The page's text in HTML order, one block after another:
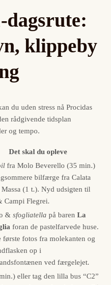
klippeby
du uden stress nå Procidas
rådgivende tidsplan
og tempo.
Det skal du opleve
fra Molo Beverello (35 min.)
bilfærge fra Calata
Massa (1 t.). Nyd udsigten til
Campi Flegrei.
& sfogliatella på baren La
foran de pastelfarvede huse.
første fotos fra molekanten og
op i
ved færgelejet.
eller tag den lilla bus “C2”